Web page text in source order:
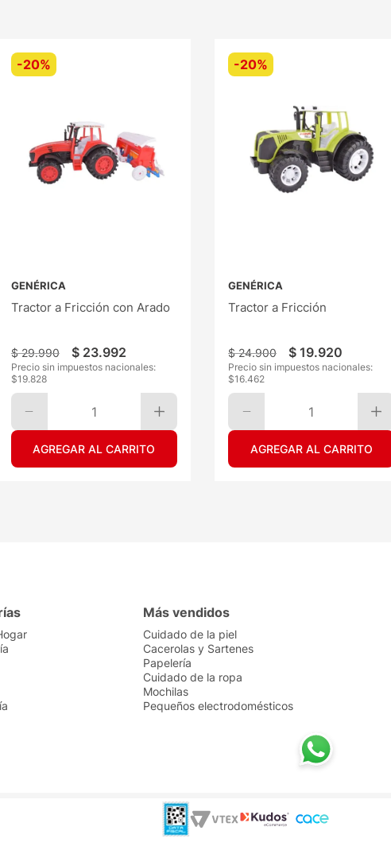
-20%
GENÉRICA
Tractor a Fricción con Arado
$ 29.990 $ 23.992
Precio sin impuestos nacionales:
$19.828
1
AGREGAR AL CARRITO
-20%
GENÉRICA
Tractor a Fricción
$ 24.900 $ 19.920
Precio sin impuestos nacionales:
$16.462
1
AGREGAR AL CARRITO
Más vendidos
Cuidado de la piel
Cacerolas y Sartenes
Papelería
Cuidado de la ropa
Mochilas
Pequeños electrodomésticos